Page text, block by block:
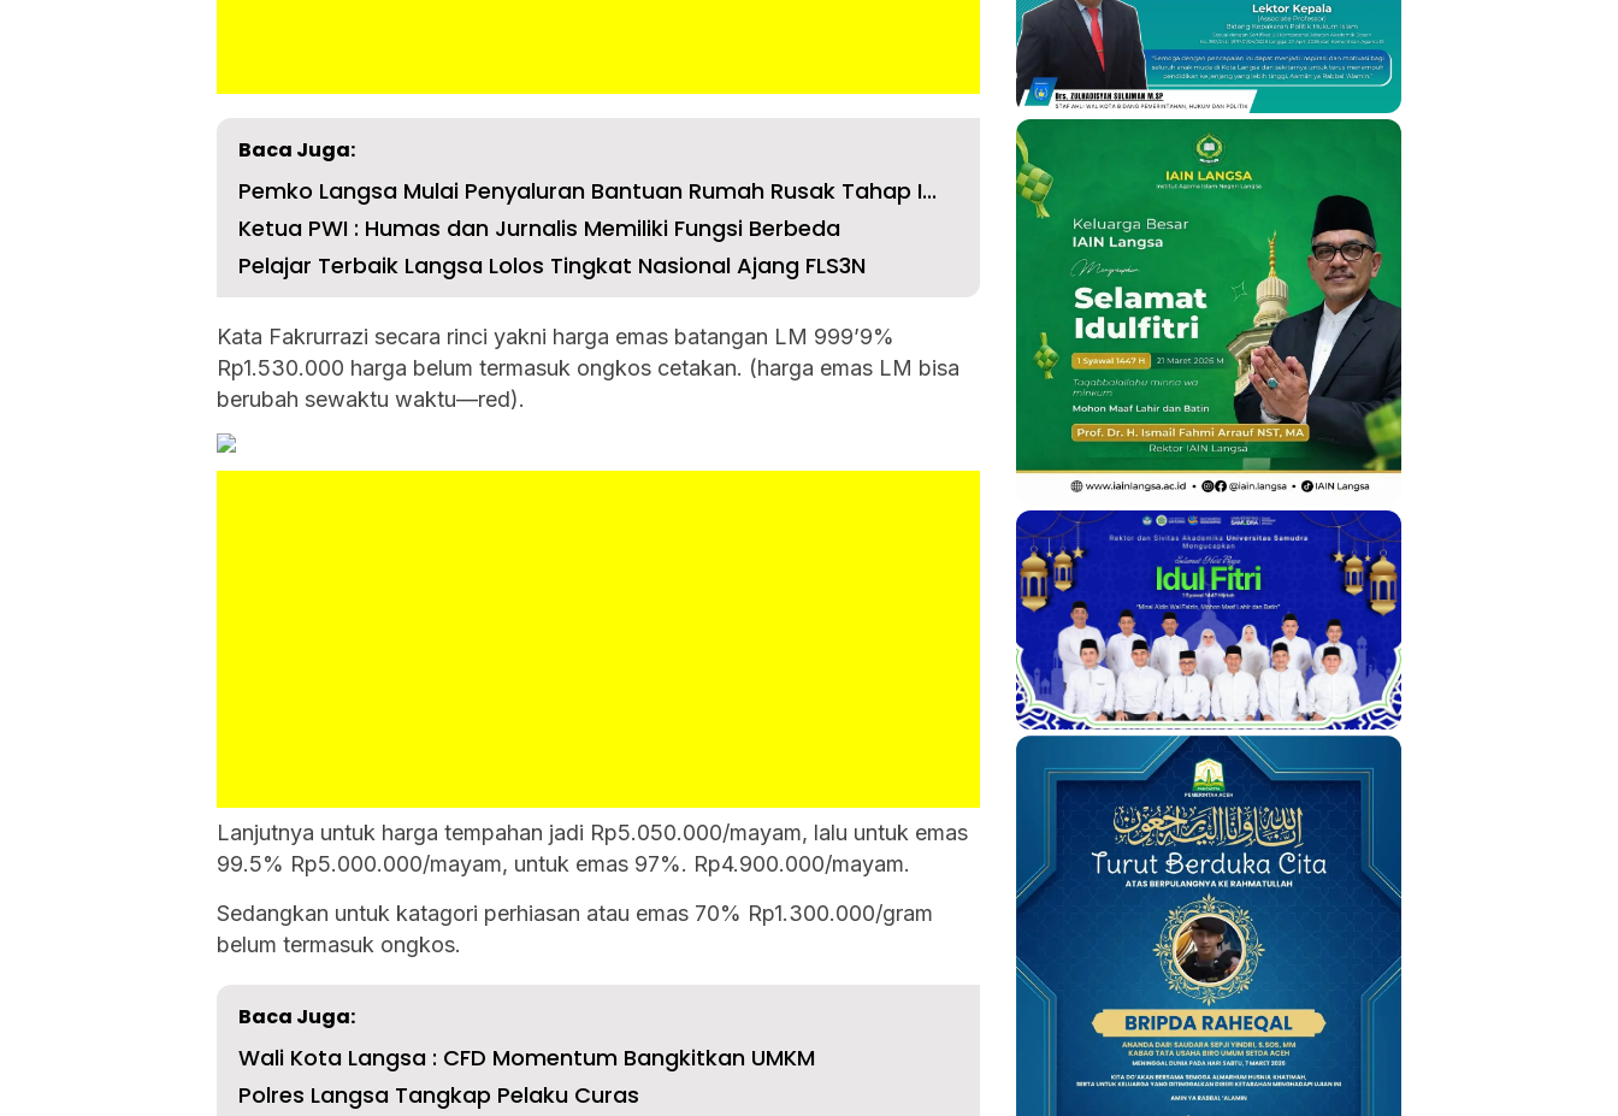
Baca Juga:
Pemko Langsa Mulai Penyaluran Bantuan Rumah Rusak Tahap I...
Ketua PWI : Humas dan Jurnalis Memiliki Fungsi Berbeda
Pelajar Terbaik Langsa Lolos Tingkat Nasional Ajang FLS3N
Kata Fakrurrazi secara rinci yakni harga emas batangan LM 999’9%
Rp1.530.000 harga belum termasuk ongkos cetakan. (harga emas LM bisa
berubah sewaktu waktu—red).
Lanjutnya untuk harga tempahan jadi Rp5.050.000/mayam, lalu untuk emas
99.5% Rp5.000.000/mayam, untuk emas 97%. Rp4.900.000/mayam.
Sedangkan untuk katagori perhiasan atau emas 70% Rp1.300.000/gram
belum termasuk ongkos.
Baca Juga:
Wali Kota Langsa : CFD Momentum Bangkitkan UMKM
Polres Langsa Tangkap Pelaku Curas